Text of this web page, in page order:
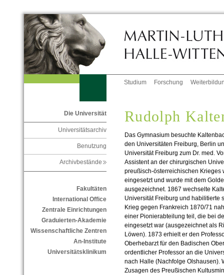
Studium Forschung
Die Universität
Universitätsarchiv
Benutzung
Archivbestände
Fakultäten
International Office
Zentrale Einrichtungen
Graduierten-Akademie
Wissenschaftliche Zentren
An-Institute
Universitätsklinikum
Rudolph
Das Gymnasium besuchte
den Universitäten Freiburg, Berlin
Universität Freiburg zum Dr. med.
Assistent an der chirurgischen
preußisch-österreichischen Krieges
eingesetzt und wurde mit dem
ausgezeichnet. 1867 wechselte
Universität Freiburg und habilitierte
Krieg gegen Frankreich 1870/71
einer Pionierabteilung teil, die bei
eingesetzt war (ausgezeichnet als
Löwen). 1873 erhielt er den
Oberhebarzt für den Badischen
ordentlicher Professor an die
nach Halle (Nachfolge Olshausen).
Zusagen des Preußischen